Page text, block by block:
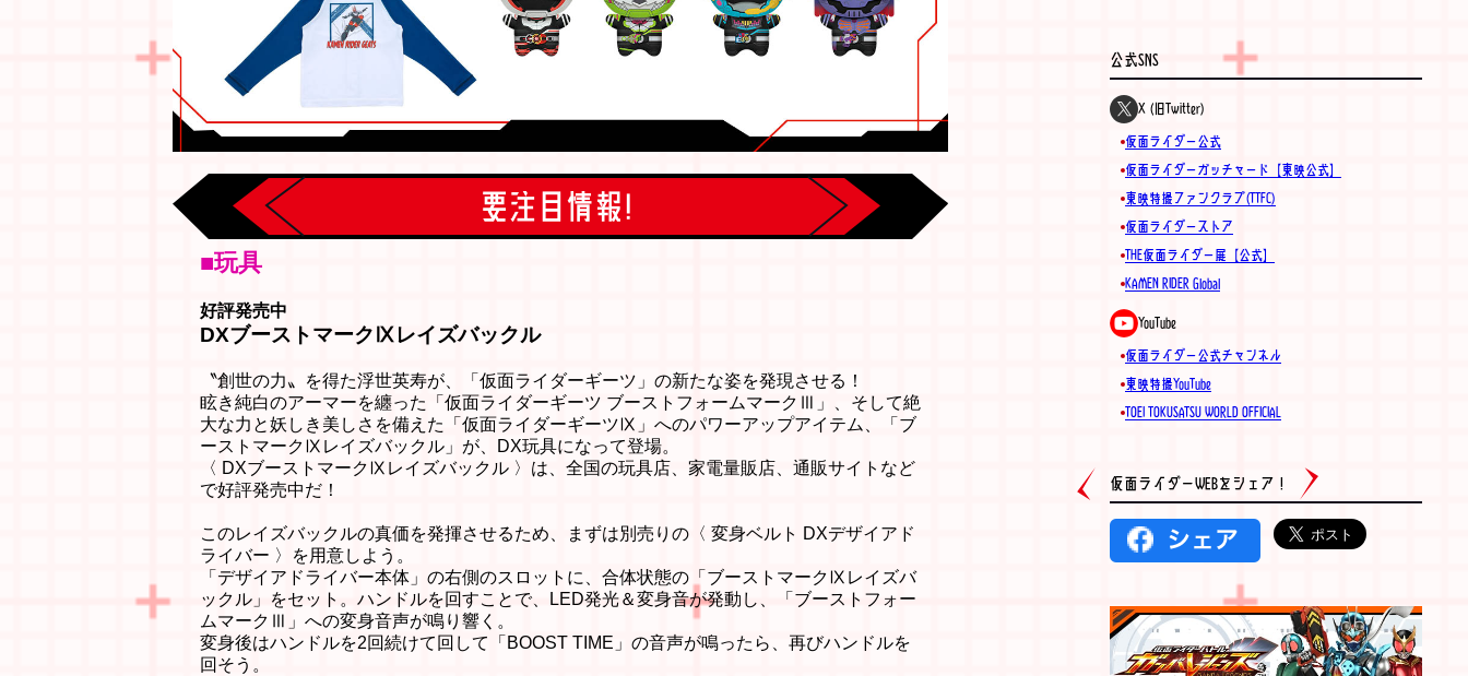
■玩具
好評発売中
DXブーストマークⅨレイズバックル
〝創世の力〟を得た浮世英寿が、「仮面ライダーギーツ」の新たな姿を発現させる！
眩き純白のアーマーを纏った「仮面ライダーギーツ ブーストフォームマークⅢ」、そして絶
大な力と妖しき美しさを備えた「仮面ライダーギーツⅨ」へのパワーアップアイテム、「ブ
ーストマークⅨレイズバックル」が、DX玩具になって登場。
〈 DXブーストマークⅨレイズバックル 〉は、全国の玩具店、家電量販店、通販サイトなど
で好評発売中だ！
このレイズバックルの真価を発揮させるため、まずは別売りの〈 変身ベルト DXデザイアド
ライバー 〉を用意しよう。
「デザイアドライバー本体」の右側のスロットに、合体状態の「ブーストマークⅨレイズバ
ックル」をセット。ハンドルを回すことで、LED発光＆変身音が発動し、「ブーストフォー
ムマークⅢ」への変身音声が鳴り響く。
変身後はハンドルを2回続けて回して「BOOST TIME」の音声が鳴ったら、再びハンドルを
回そう。
公式SNS
X (旧Twitter)
仮面ライダー公式
仮面ライダーガッチャード【東映公式】
東映特撮ファンクラブ(TTFC)
仮面ライダーストア
THE仮面ライダー展【公式】
KAMEN RIDER Global
YouTube
仮面ライダー公式チャンネル
東映特撮YouTube
TOEI TOKUSATSU WORLD OFFICIAL
仮面ライダーWEBをシェア！